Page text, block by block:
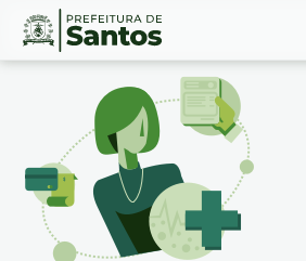
Ir
Conteúdo